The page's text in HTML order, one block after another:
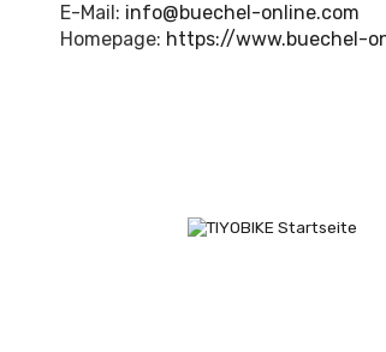
E-Mail: info@buechel-online.com
Homepage: https://www.buechel-